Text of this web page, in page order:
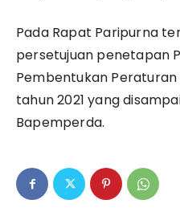
Pada Rapat Paripurna
persetujuan penetapan
Pembentukan
tahun 2021 yang
Bapemperda.